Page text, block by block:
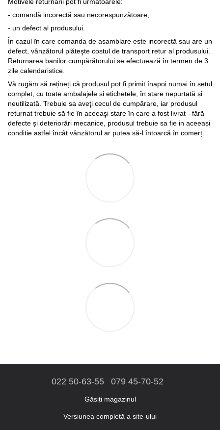
Motivele returnării pot fi următoarele:
- comandă incorectă sau necorespunzătoare;
- un defect al produsului.
În cazul în care comanda de asamblare este incorectă sau are un
defect, vânzătorul plăteşte costul de transport retur al produsului.
Returnarea banilor cumpărătorului se efectuează în termen de 3
zile calendaristice.
Vă rugăm să rețineți că produsul pot fi primit înapoi numai în setul
complet, cu toate ambalajele și etichetele, în stare nepurtată și
neutilizată. Trebuie sa aveţi cecul de cumpărare, iar produsul
returnat trebuie să fie în aceeaşi stare în care a fost livrat - fără
defecte și deteriorări mecanice, produsul trebuie sa fie in aceeași
conditie astfel încât vânzătorul ar putea să-l întoarcă în comerț.
022 50-63-55 079 45-70-52
Găsiți magazinul
Versiunea completă a site-ului